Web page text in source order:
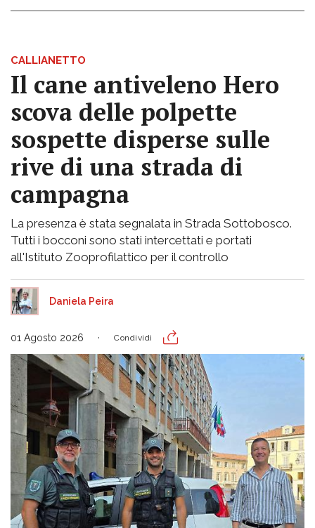
CALLIANETTO
Il cane antiveleno Hero
scova delle polpette
sospette disperse sulle
rive di una strada di
campagna
La presenza è stata segnalata in Strada Sottobosco.
Tutti i bocconi sono stati intercettati e portati
all'Istituto Zooprofilattico per il controllo
Daniela Peira
01 Agosto 2026 Condividi